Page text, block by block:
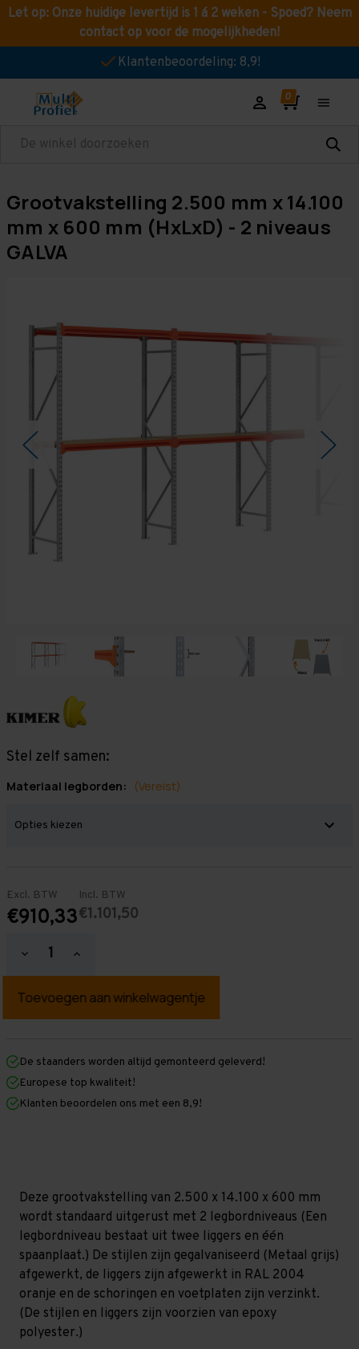
Let op: Onze huidige levertijd is 1 á 2 weken - Spoed? Neem
contact op voor de mogelijkheden!
Klantenbeoordeling: 8,9!
Zoeken
Grootvakstelling 2.500 mm x 14.100
mm x 600 mm (HxLxD) - 2 niveaus
GALVA
Stel zelf samen:
Materiaal legborden: (Vereist)
Excl. BTW
€910,33
Incl. BTW
€1.101,50
Hoeveelheid
verlagen
Grootvakstelling
mm
mm
x
600
mm
Hoeveelheid
verhogen
Grootvakstelling
mm
mm
600
mm
De staanders worden altijd gemonteerd geleverd!
Europese top kwaliteit!
Klanten beoordelen ons met een 8,9!
Deze grootvakstelling van 2.500 x 14.100 x 600 mm
wordt standaard uitgerust met 2 legbordniveaus (Een
legbordniveau bestaat uit twee liggers en één
spaanplaat.) De stijlen zijn gegalvaniseerd (Metaal grijs)
afgewerkt, de liggers zijn afgewerkt in RAL 2004
oranje en de schoringen en voetplaten zijn verzinkt.
(De stijlen en liggers zijn voorzien van epoxy
polyester.)